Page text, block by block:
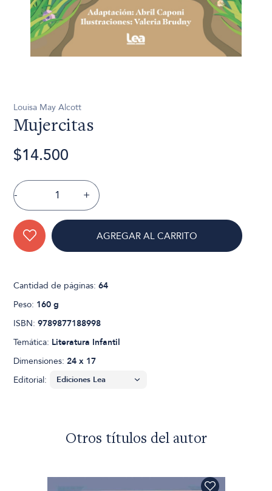
Louisa May Alcott
Mujercitas
$14.500
- +
AGREGAR AL CARRITO
Cantidad de páginas:64
Peso: 160 g
ISBN:9789877188998
Temática: Literatura Infantil
Dimensiones:24 x 17
Editorial:
Otros títulos del autor